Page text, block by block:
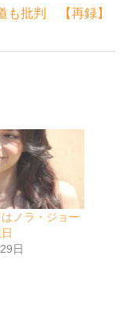
も批判 【再録】
ノラ・ジョー
日